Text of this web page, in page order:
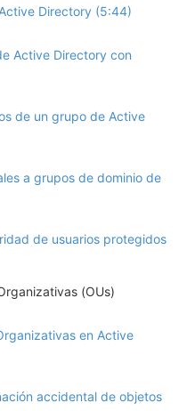
Directory (5:44)
Active Directory con
de un grupo de Active
a grupos de dominio de
de usuarios protegidos
(OUs)
en Active
accidental de objetos